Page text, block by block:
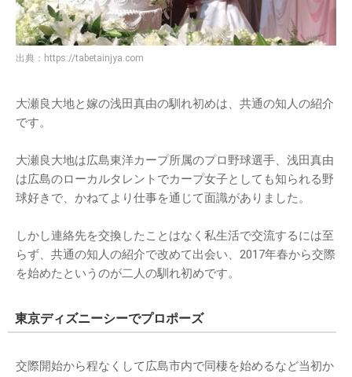
出典： https://tabetainjya.com
大瀬良大地と嫁の浅田真由の馴れ初めは、共通の知人の紹介
です。
大瀬良大地は広島東洋カープ所属のプロ野球選手、浅田真由
は広島のローカルタレントでカープ女子としても知られる野
球好きで、かねてより仕事を通じて面識がありました。
しかし連絡先を交換したことはなく私生活で交流するには至
らず、共通の知人の紹介で改めて出会い、2017年春から交際
を始めたというのが二人の馴れ初めです。
東京ディズニーシーでプロポーズ
交際開始から程なくして広島市内で同棲を始めるなど当初か